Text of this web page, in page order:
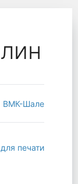
ВМК-Шале
печати